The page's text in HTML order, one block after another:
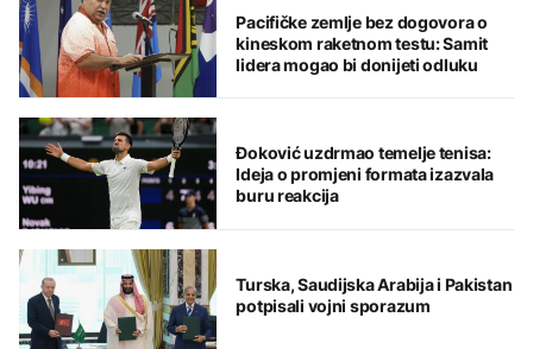
Pacifičke zemlje bez dogovora o
kineskom raketnom testu: Samit
lidera mogao bi donijeti odluku
Đoković uzdrmao temelje tenisa:
Ideja o promjeni formata izazvala
buru reakcija
Turska, Saudijska Arabija i Pakistan
potpisali vojni sporazum